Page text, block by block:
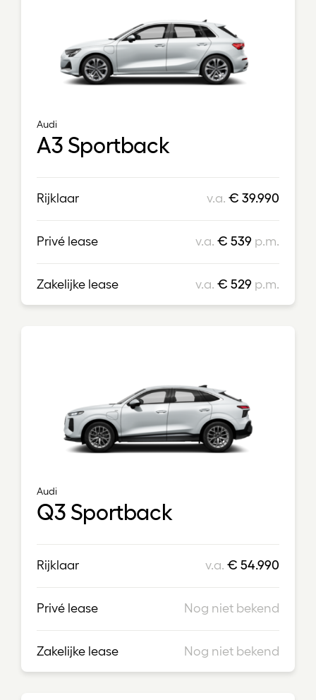
Audi
A3 Sportback
Rijklaar v.a.€ 39.990
Privé lease v.a.€ 539 p.m.
Zakelijke lease v.a.€ 529 p.m.
Audi
Q3 Sportback
Rijklaar v.a.€ 54.990
Privé lease Nog niet bekend
Zakelijke lease Nog niet bekend